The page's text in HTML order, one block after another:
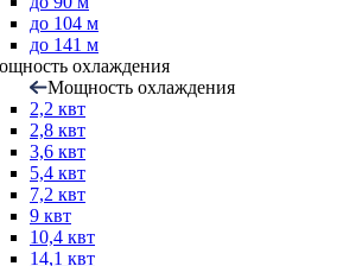
до 104 м
до 141 м
охлаждения
Мощность охлаждения
2,2 квт
2,8 квт
3,6 квт
5,4 квт
7,2 квт
9 квт
10,4 квт
14,1 квт